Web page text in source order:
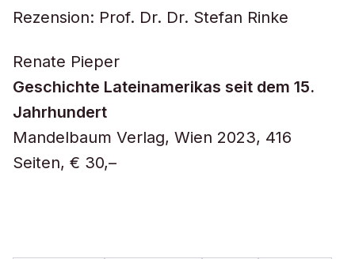
Rezension: Prof. Dr. Dr. Stefan Rinke
Renate Pieper
Geschichte Lateinamerikas seit dem 15.
Jahrhundert
Mandelbaum Verlag, Wien 2023, 416
Seiten, € 30,–